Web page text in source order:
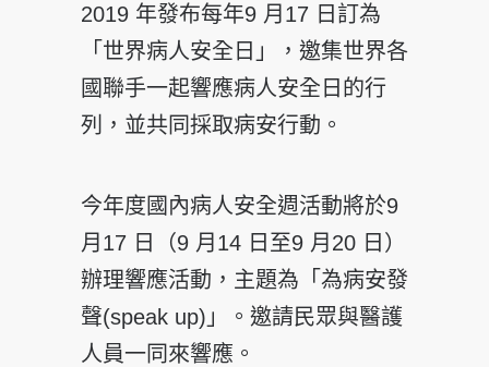
2019 年發布每年9 月17 日訂為
「世界病人安全日」，邀集世界各
國聯手一起響應病人安全日的行
列，並共同採取病安行動。
今年度國內病人安全週活動將於9
月17 日（9 月14 日至9 月20 日）
辦理響應活動，主題為「為病安發
聲(speak up)」。邀請民眾與醫護
人員一同來響應。